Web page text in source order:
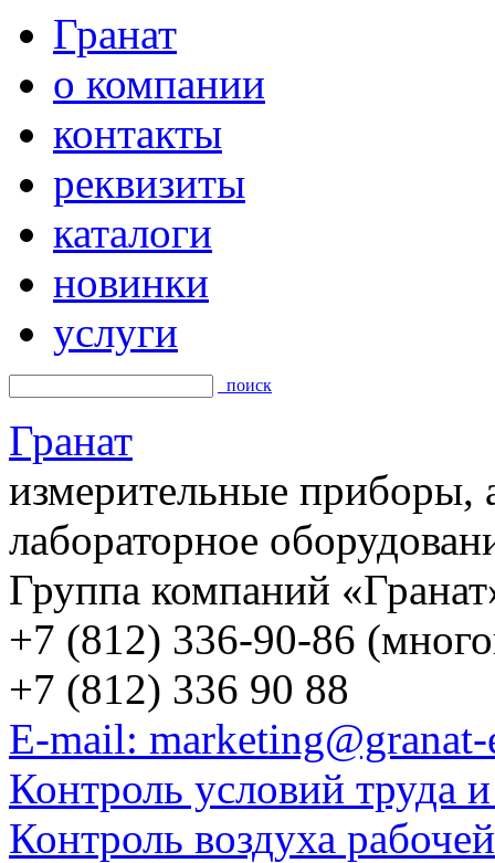
Гранат
о компании
контакты
реквизиты
каталоги
новинки
услуги
поиск
Гранат
измерительные приборы,
лабораторное
Группа компаний
+7 (812) 336-90-86
+7 (812) 336 90 88
E-mail:
Контроль условий труда
Контроль воздуха